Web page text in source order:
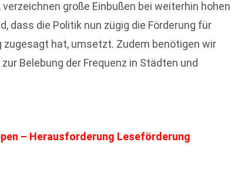
große Einbußen bei weiterhin hohen
dass die Politik nun zügig die Förderung für
zugesagt hat, umsetzt. Zudem benötigen wir
Belebung der Frequenz in Städten und
– Herausforderung Leseförderung